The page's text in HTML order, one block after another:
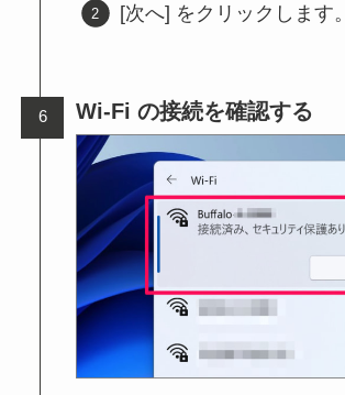
[次へ] をクリックします。
Wi-Fi の接続を確認する